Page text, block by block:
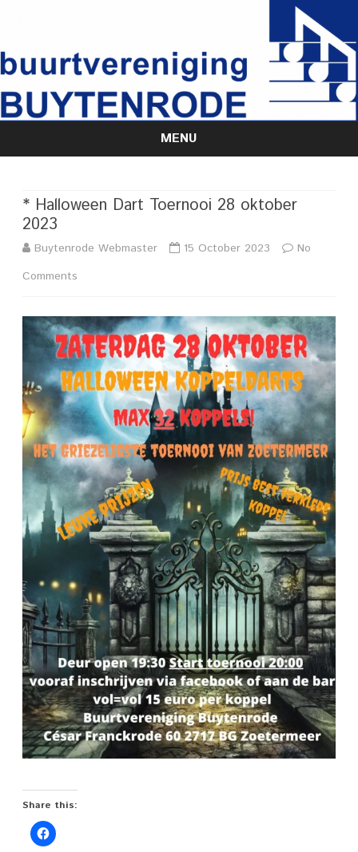
MENU
Skip
* Halloween Dart Toernooi 28 oktober
2023
Buytenrode Webmaster 15 October 2023
No
Comments
Halloween
Dart
Toernooi
28
oktober
2023
Share this: